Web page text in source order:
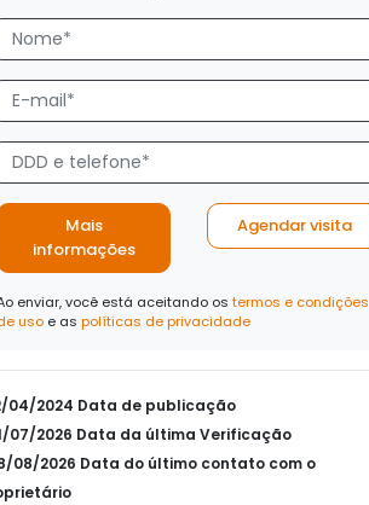
Mais
informações
Agendar visita
enviar, você está aceitando os termos e condições
uso e as políticas de privacidade
04/2024 Data de publicação
07/2026 Data da última Verificação
08/2026 Data do último contato com o